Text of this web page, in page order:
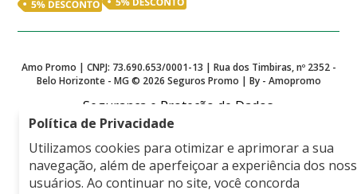
Política de Privacidade
Utilizamos cookies para otimizar e aprimorar a sua
navegação, além de aperfeiçoar a experiência dos
usuários. Ao continuar no site, você concorda
Amo Promo | CNPJ: 73.690.653/0001-13 | Rua dos Timbiras, nº 2352 -
Belo Horizonte - MG © 2026 Seguros Promo | By - Amopromo
Segurança e Proteção de Dados
Empresa associada a